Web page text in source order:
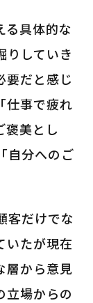
る具体的な
りしていき
要だと感じ
仕事で疲れ
褒美とし
自分へのご
客だけでな
いたが現在
層から意見
立場からの